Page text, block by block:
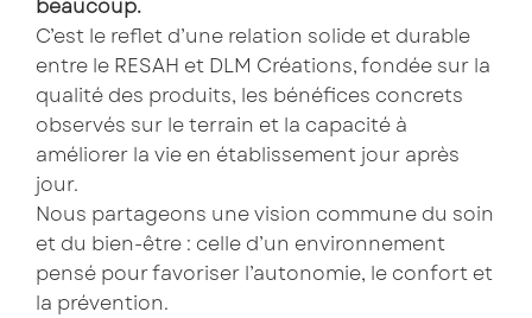
beaucoup.
C’est le reflet d’une relation solide et durable
entre le RESAH et DLM Créations, fondée sur la
qualité des produits, les bénéfices concrets
observés sur le terrain et la capacité à
améliorer la vie en établissement jour après
jour.
Nous partageons une vision commune du soin
et du bien-être : celle d’un environnement
pensé pour favoriser l’autonomie, le confort et
la prévention.